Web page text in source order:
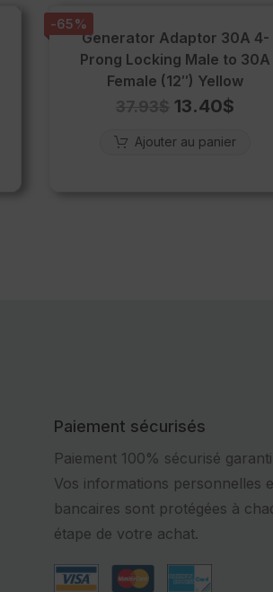
-65%
Generator Adaptor 30A 4-
Prong Locking Male to 30A
Female (12″) Yellow
13.40$
Ajouter au panier
Paiement sécurisés
Paiement 100% sécurisé
Vos informations personnelles
bancaires sont protégées à
étape de votre achat.